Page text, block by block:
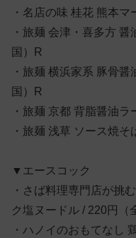
・名店の味 桂花 熊本
・旅麺 会津・喜多方
国）R
・旅麺 横浜家系 豚骨
国）R
・旅麺 京都 背脂醤油
・旅麺 浅草 ソース焼
▼エースコック
・さば料理専門店が挑
ク塩ヌードル / 220円（
・ハノイのおもてなし